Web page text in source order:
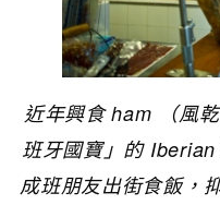
近年興食 ham （風
班牙國寶」的
成班朋友出街食飯，